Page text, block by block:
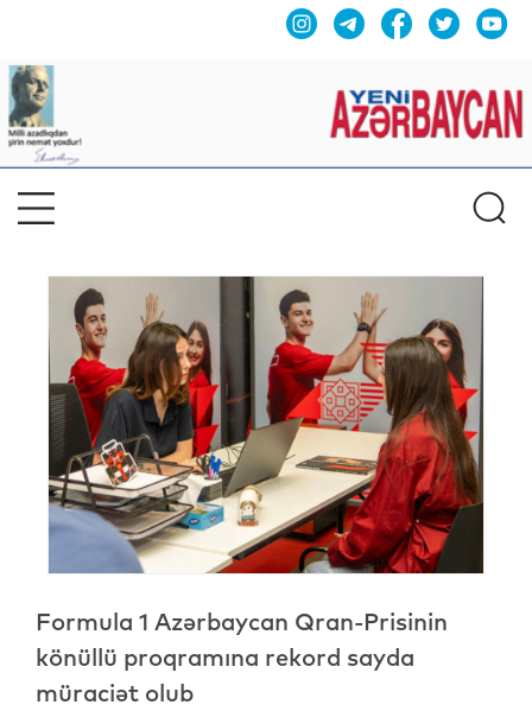
Formula 1 Azərbaycan Qran-Prisinin
könüllü proqramına rekord sayda
müraciət olub